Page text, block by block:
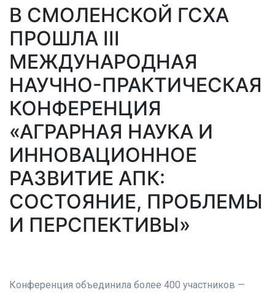
В СМОЛЕНСКОЙ ГСХА
ПРОШЛА III
МЕЖДУНАРОДНАЯ
НАУЧНО-ПРАКТИЧЕСКАЯ
КОНФЕРЕНЦИЯ
«АГРАРНАЯ НАУКА И
ИННОВАЦИОННОЕ
РАЗВИТИЕ АПК:
СОСТОЯНИЕ, ПРОБЛЕМЫ
И ПЕРСПЕКТИВЫ»
Конференция объединила более 400 участников —